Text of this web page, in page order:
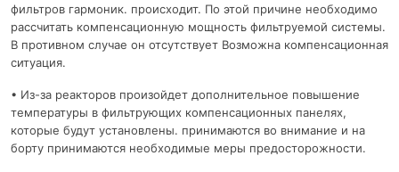
фильтров гармоник. происходит. По этой причине необходимо
рассчитать компенсационную мощность фильтруемой системы.
В противном случае он отсутствует Возможна компенсационная
ситуация.
• Из-за реакторов произойдет дополнительное повышение
температуры в фильтрующих компенсационных панелях,
которые будут установлены. принимаются во внимание и на
борту принимаются необходимые меры предосторожности.